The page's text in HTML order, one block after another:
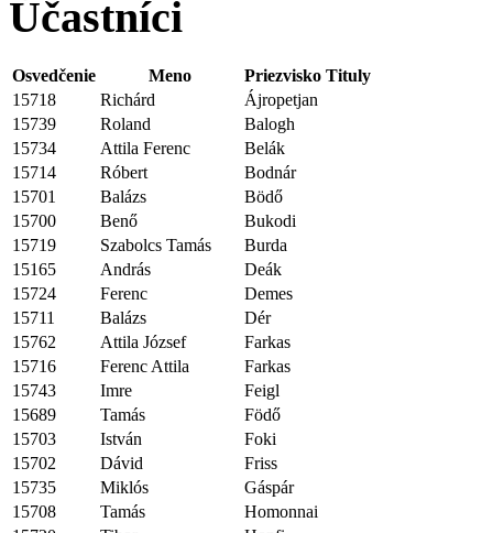
Účastníci
Osvedčenie Meno Priezvisko Tituly
15718
Richárd
Ájropetjan
15739
Roland
Balogh
15734
Attila Ferenc
Belák
15714
Róbert
Bodnár
15701
Balázs
Bödő
15700
Benő
Bukodi
15719
Szabolcs Tamás
Burda
15165
András
Deák
15724
Ferenc
Demes
15711
Balázs
Dér
15762
Attila József
Farkas
15716
Ferenc Attila
Farkas
15743
Imre
Feigl
15689
Tamás
Födő
15703
István
Foki
15702
Dávid
Friss
15735
Miklós
Gáspár
15708
Tamás
Homonnai